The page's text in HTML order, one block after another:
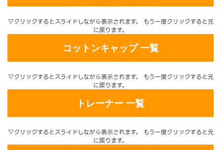
▽クリックするとスライドしながら表示されます。 もう一度クリックすると元
に戻ります。
コットンキャップ 一覧
▽クリックするとスライドしながら表示されます。 もう一度クリックすると元
に戻ります。
トレーナー 一覧
▽クリックするとスライドしながら表示されます。 もう一度クリックすると元
に戻ります。